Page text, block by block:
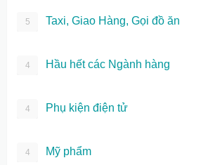
5 Taxi, Giao Hàng, Gọi đồ ăn
4 Hầu hết các Ngành hàng
4 Phụ kiện điện tử
4 Mỹ phẩm